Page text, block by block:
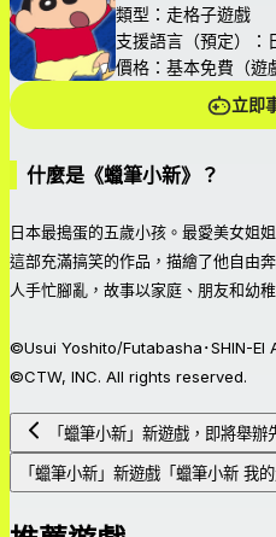
類型：走格子遊戲
支援語言（預定）：
價格：基本免費（遊
立即
什麼是《蠟筆小新》？
日本最搗蛋的五歲小孩。最愛美女姐
這部充滿搞笑的作品，描繪了他自由
人手忙腳亂，故事以家庭、朋友和幼
©Usui Yoshito/Futabasha･SHIN-EI
©CTW, INC. All rights reserved.
「蠟筆小新」新遊戲，即將舉辦
「蠟筆小新」新遊戲「蠟筆小新 我